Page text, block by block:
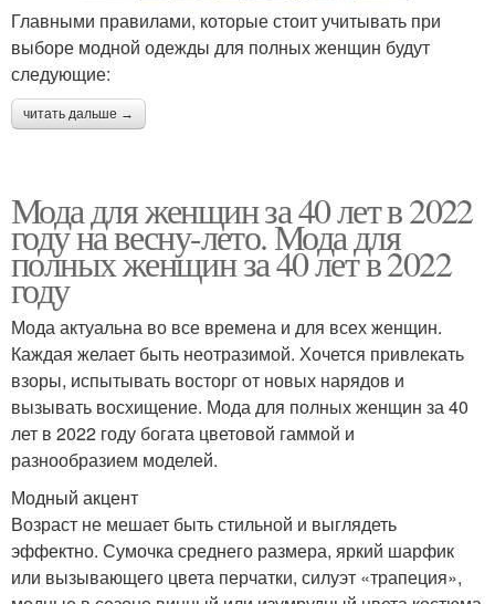
Главными правилами, которые стоит учитывать при
выборе модной одежды для полных женщин будут
следующие:
читать дальше →
Мода для женщин за 40 лет в 2022
году на весну-лето. Мода для
полных женщин за 40 лет в 2022
году
Мода актуальна во все времена и для всех женщин.
Каждая желает быть неотразимой. Хочется привлекать
взоры, испытывать восторг от новых нарядов и
вызывать восхищение. Мода для полных женщин за 40
лет в 2022 году богата цветовой гаммой и
разнообразием моделей.
Модный акцент
Возраст не мешает быть стильной и выглядеть
эффектно. Сумочка среднего размера, яркий шарфик
или вызывающего цвета перчатки, силуэт «трапеция»,